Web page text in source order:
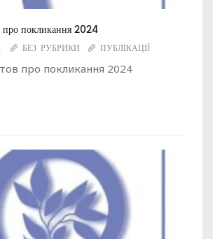
покликання 2024
БЕЗ РУБРИКИ ПУБЛІКАЦІЇ
про покликання 2024